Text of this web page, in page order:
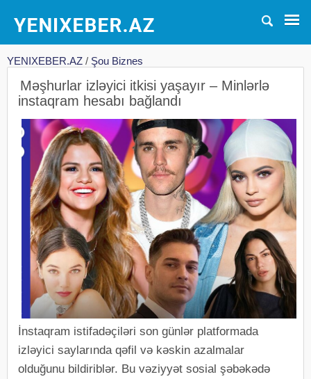
YENIXEBER.AZ / Şou Biznes
Məşhurlar izləyici itkisi yaşayır – Minlərlə
instaqram hesabı bağlandı
İnstaqram istifadəçiləri son günlər platformada
izləyici saylarında qəfil və kəskin azalmalar
olduğunu bildiriblər. Bu vəziyyət sosial şəbəkədə